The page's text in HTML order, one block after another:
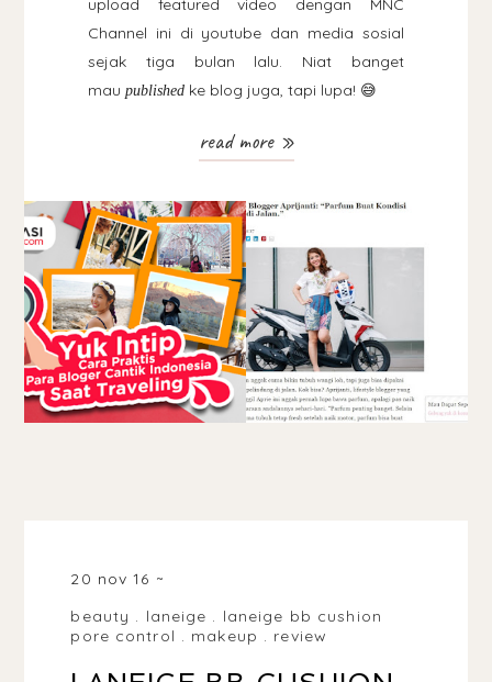
upload featured video dengan MNC
Channel ini di youtube dan media sosial
sejak tiga bulan lalu. Niat banget
maupublished ke blog juga, tapi lupa! 😅
read more »
20 nov 16
beauty . laneige . laneige bb cushion
pore control . makeup . review